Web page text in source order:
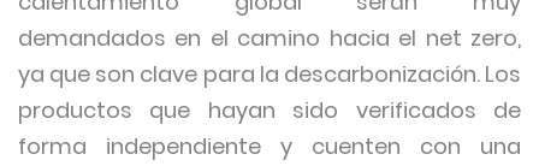
demandados en el camino hacia el net zero,
ya que son clave para la descarbonización. Los
productos que hayan sido verificados de
forma independiente y cuenten con una